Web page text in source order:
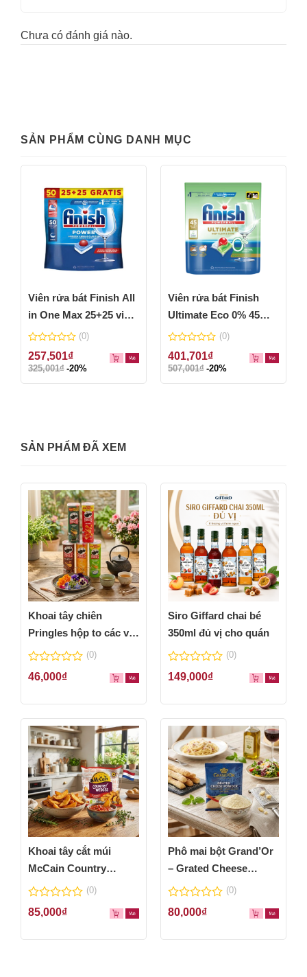
Chưa có đánh giá nào.
SẢN PHẨM CÙNG DANH MỤC
Viên rửa bát Finish All
in One Max 25+25 viên
– túi 800g
0
out
of
5
(0)
257,501₫
325,001₫ -20%
Viên rửa bát Finish
Ultimate Eco 0% 45
viên
0
out
of
5
(0)
401,701₫
507,001₫ -20%
SẢN PHẨM ĐÃ XEM
Khoai tây chiên
Pringles hộp to các vị
thơm ngon
0
out
5
(0)
46,000₫
Siro Giffard chai bé
350ml đủ vị cho quán
0
out
5
(0)
149,000₫
Khoai tây cắt múi
McCain Country
Wedges 600g
0
out
5
(0)
85,000₫
Phô mai bột Grand’Or
– Grated Cheese
Powder 100g
0
out
5
(0)
80,000₫